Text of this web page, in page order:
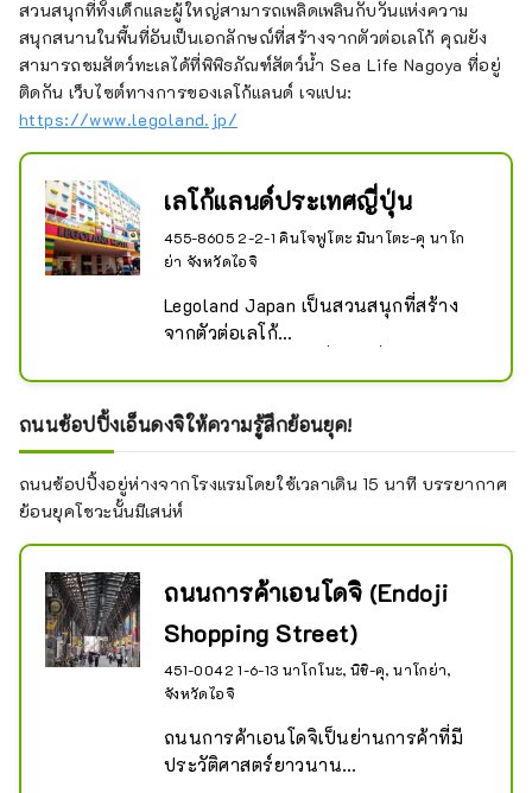
สวนสนุกที่ทั้งเด็กและผู้ใหญ่สามารถเพลิดเพลินกับวันแห่งความ
สนุกสนานในพื้นที่อันเป็นเอกลักษณ์ที่สร้างจากตัวต่อเลโก้ คุณยัง
สามารถชมสัตว์ทะเลได้ที่พิพิธภัณฑ์สัตว์น้ำ Sea Life Nagoya ที่อยู่
ติดกัน เว็บไซต์ทางการของเลโก้แลนด์ เจแปน:
https://www.legoland.jp/
เลโก้แลนด์ประเทศญี่ปุ่น
455-8605 2-2-1 คินโจฟูโตะ มินาโตะ-คุ นาโก
ย่า จังหวัดไอจิ
Legoland Japan เป็นสวนสนุกที่สร้าง
จากตัวต่อเลโก้
ถนนช้อปปิ้งเอ็นดงจิให้ความรู้สึกย้อนยุค!
ถนนช้อปปิ้งอยู่ห่างจากโรงแรมโดยใช้เวลาเดิน 15 นาที บรรยากาศ
ย้อนยุคโชวะนั้นมีเสน่ห์
ถนนการค้าเอนโดจิ (Endoji
Shopping Street)
451-0042 1-6-13 นาโกโนะ, นิชิ-คุ, นาโกย่า,
จังหวัดไอจิ
ถนนการค้าเอนโดจิเป็นย่านการค้าที่มี
ประวัติศาสตร์ยาวนาน